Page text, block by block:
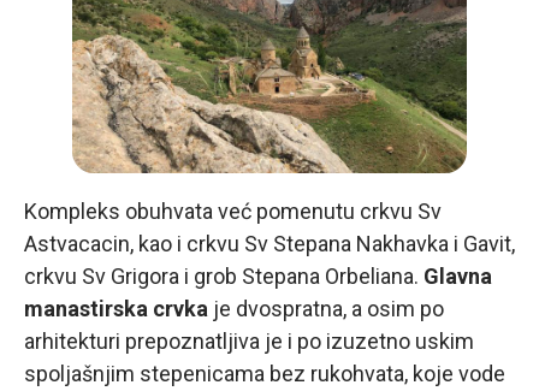
Kompleks obuhvata već pomenutu crkvu Sv
Astvacacin, kao i crkvu Sv Stepana Nakhavka i Gavit,
crkvu Sv Grigora i grob Stepana Orbeliana. Glavna
manastirska crvka je dvospratna, a osim po
arhitekturi prepoznatljiva je i po izuzetno uskim
spoljašnjim stepenicama bez rukohvata, koje vode